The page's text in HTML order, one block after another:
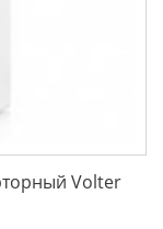
Volter